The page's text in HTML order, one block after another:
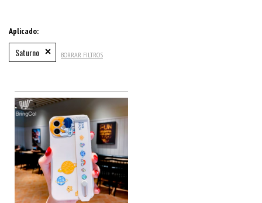
Aplicado:
Saturno BORRAR FILTROS